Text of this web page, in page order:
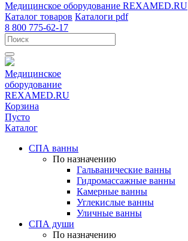
Медицинское оборудование REXAMED.RU
Каталог товаров Каталоги pdf
8 800 775-62-17
Медицинское
оборудование
REXAMED.RU
Корзина
Пусто
Каталог
СПА ванны
По назначению
Гальванические ванны
Гидромассажные ванны
Камерные ванны
Углекислые ванны
Уличные ванны
СПА души
По назначению